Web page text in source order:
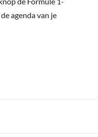
agenda van je